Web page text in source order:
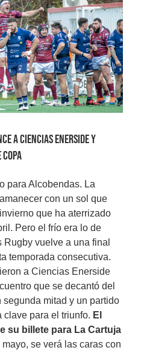
a Ciencias Enerside y
para Alcobendas. La
con un sol que
que ha aterrizado
Pero el frío era lo de
vuelve a una final
temporada consecutiva.
a Ciencias Enerside
que se decantó del
segunda mitad y un partido
clave para el triunfo. El
su billete para La Cartuja
se verá las caras con